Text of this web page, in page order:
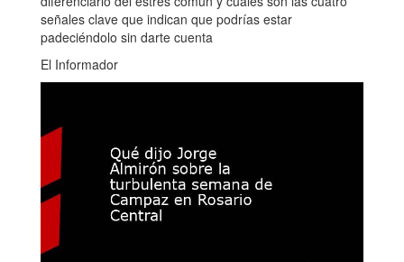
señales clave que indican que podrías estar
padeciéndolo sin darte cuenta
El Informador